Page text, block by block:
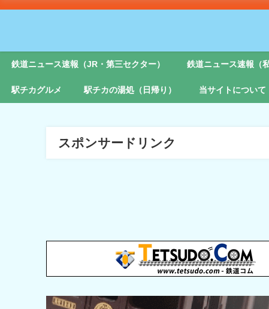
鉄道ニュース速報（JR・第三セクター） 鉄道ニュース速報（
駅チカグルメ 駅チカの湯処（日帰り） 当サイトについて
スポンサードリンク